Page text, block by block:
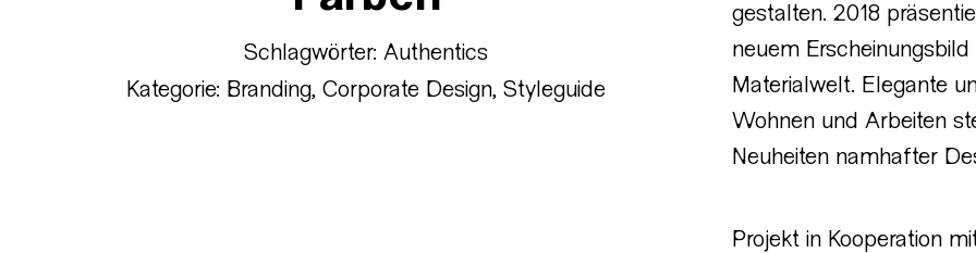
Schlagwörter: Authentics
Kategorie: Branding, Corporate Design, Styleguide
gestalten. 2018
neuem
Materialwelt. Elegante
Wohnen und Arbeiten
Neuheiten namhafter
Projekt in Kooperation